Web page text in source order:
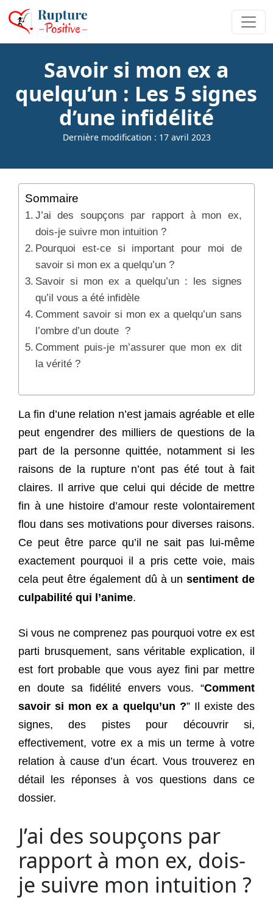
Savoir si mon ex a
quelqu’un : Les 5 signes
d’une infidélité
Dernière modification : 17 avril 2023
Sommaire
J’ai des soupçons par rapport à mon ex,
dois-je suivre mon intuition ?
Pourquoi est-ce si important pour moi de
savoir si mon ex a quelqu’un ?
Savoir si mon ex a quelqu’un : les signes
qu’il vous a été infidèle
Comment savoir si mon ex a quelqu’un sans
l’ombre d’un doute ?
Comment puis-je m’assurer que mon ex dit
la vérité ?
La fin d’une relation n’est jamais agréable et elle
peut engendrer des milliers de questions de la
part de la personne quittée, notamment si les
raisons de la rupture n’ont pas été tout à fait
claires. Il arrive que celui qui décide de mettre
fin à une histoire d’amour reste volontairement
flou dans ses motivations pour diverses raisons.
Ce peut être parce qu’il ne sait pas lui-même
exactement pourquoi il a pris cette voie, mais
cela peut être également dû à unsentiment de
culpabilité qui l’anime.
Si vous ne comprenez pas pourquoi votre ex est
parti brusquement, sans véritable explication, il
est fort probable que vous ayez fini par mettre
en doute sa fidélité envers vous. “Comment
savoir si mon ex a quelqu’un ?” Il existe des
signes, des pistes pour découvrir si,
effectivement, votre ex a mis un terme à votre
relation à cause d’un écart. Vous trouverez en
détail les réponses à vos questions dans ce
dossier.
J’ai des soupçons par
rapport à mon ex, dois-
je suivre mon intuition ?